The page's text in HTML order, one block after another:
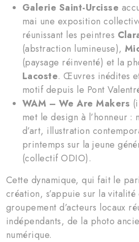
Galerie Saint-Urcisse
mai une exposition
réunissant les peintres
(abstraction lumineuse),
(paysage réinventé) et la
Lacoste. Œuvres inédites
motif depuis le Pont
WAM – We Are Makers
met le design à l’honneur
d’art, illustration
printemps sur la jeune
(collectif ODIO).
Cette dynamique, qui fait le
création, s’appuie sur la vitalité
groupement d’acteurs locaux
indépendants, de la photo
numérique.